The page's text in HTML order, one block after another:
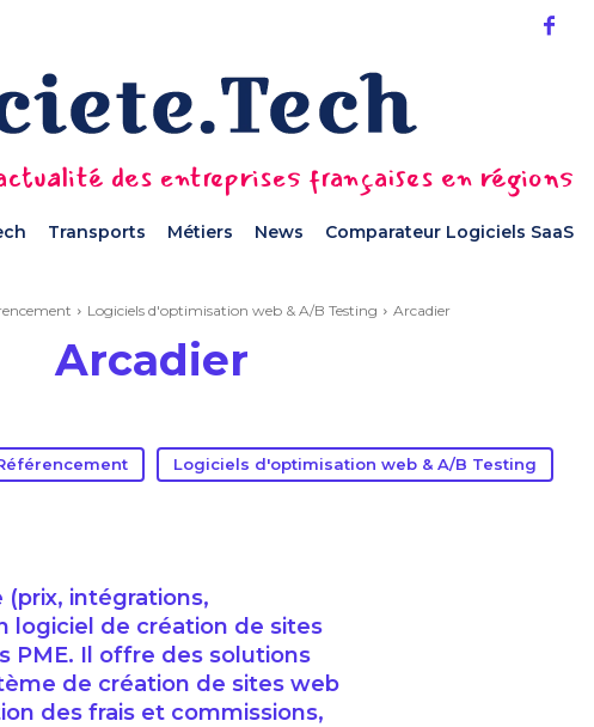
des entreprises françaises en régions
Transports Métiers News Comparateur Logiciels SaaS
Logiciels d'optimisation web & A/B Testing Arcadier
Arcadier
Logiciels d'optimisation web & A/B Testing
intégrations,
logiciel de création de sites
PME. Il offre des solutions
de création de sites web
des frais et commissions,